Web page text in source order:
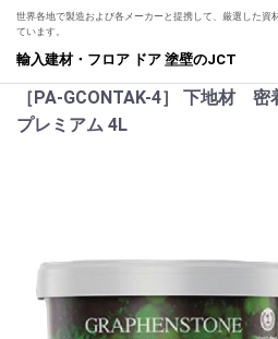
世界各地で製造および各メーカーと提携して、厳選した資
ています。
輸入建材・フロア ドア 塗壁のJCT
［PA-GCONTAK-4］ 下地材
プレミアム 4L